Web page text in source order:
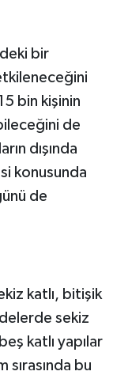
bir
bin kişinin
de
dışında
konusunda
de
katlı, bitişik
sekiz
katlı yapılar
bu